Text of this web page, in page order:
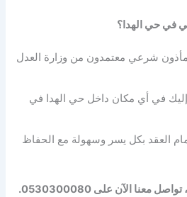
في حي الهدا؟
شرعي معتمدون من وزارة العدل
في أي مكان داخل حي الهدا في
العقد بكل يسر وسهولة مع الحفاظ
الآن على 0530300080.